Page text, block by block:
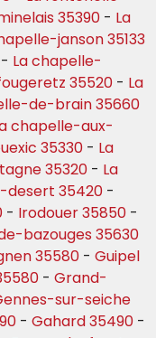
35390 - La
janson 35133
- La chapelle-
35520 - La
de-brain 35660
chapelle-aux-
35330 - La
35320 - La
desert 35420 -
- Irodouer 35850 -
bazouges 35630
35580 - Guipel
- Grand-
sur-seiche
- Gahard 35490 -